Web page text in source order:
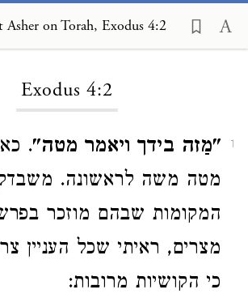
Asher on Torah, Exodus 4:2
Exodus 4:2
1 "מַזה בידך ויאמר מטה".
מטה משה לראשונה.
המקומות שבהם מוזכר
מצרים, ראיתי שכל העניין
כי הקושיות מרובות: